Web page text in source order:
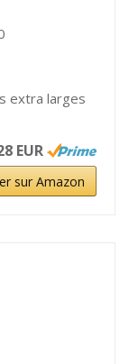
extra larges
EUR
sur Amazon